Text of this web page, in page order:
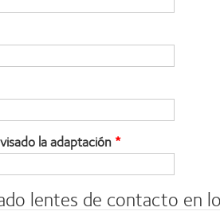
la adaptación
lentes de contacto en